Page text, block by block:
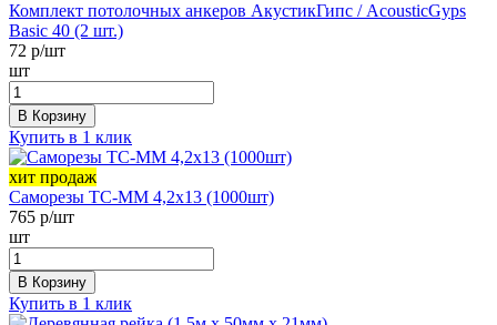
Комплект потолочных анкеров АкустикГипс / AcousticGyps
Basic 40 (2 шт.)
72 р/шт
шт
В Корзину
Купить в 1 клик
хит продаж
Саморезы ТС-ММ 4,2х13 (1000шт)
765 р/шт
шт
В Корзину
Купить в 1 клик